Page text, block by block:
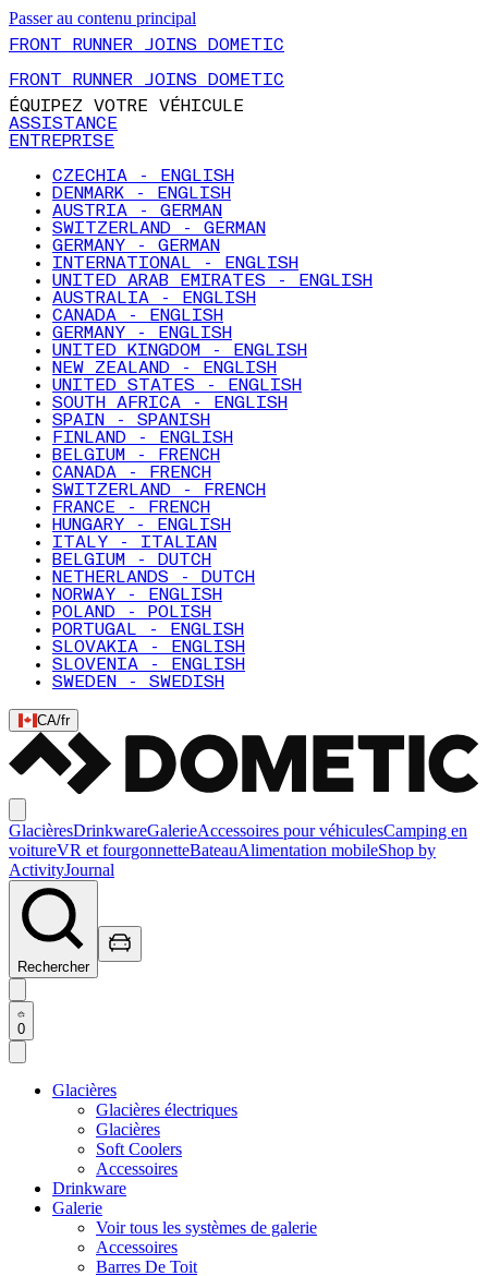
Passer au contenu principal
FRONT RUNNER JOINS DOMETIC
FRONT RUNNER JOINS DOMETIC
ÉQUIPEZ VOTRE VÉHICULE
ASSISTANCE
ENTREPRISE
CZECHIA - ENGLISH
DENMARK - ENGLISH
AUSTRIA - GERMAN
SWITZERLAND - GERMAN
GERMANY - GERMAN
INTERNATIONAL - ENGLISH
UNITED ARAB EMIRATES - ENGLISH
AUSTRALIA - ENGLISH
CANADA - ENGLISH
GERMANY - ENGLISH
UNITED KINGDOM - ENGLISH
NEW ZEALAND - ENGLISH
UNITED STATES - ENGLISH
SOUTH AFRICA - ENGLISH
SPAIN - SPANISH
FINLAND - ENGLISH
BELGIUM - FRENCH
CANADA - FRENCH
SWITZERLAND - FRENCH
FRANCE - FRENCH
HUNGARY - ENGLISH
ITALY - ITALIAN
BELGIUM - DUTCH
NETHERLANDS - DUTCH
NORWAY - ENGLISH
POLAND - POLISH
PORTUGAL - ENGLISH
SLOVAKIA - ENGLISH
SLOVENIA - ENGLISH
SWEDEN - SWEDISH
CA/fr
GlacièresDrinkwareGalerieAccessoires pour véhiculesCamping en
voitureVR et fourgonnetteBateauAlimentation mobileShop by
ActivityJournal
Rechercher
0
Glacières
Glacières électriques
Glacières
Soft Coolers
Accessoires
Drinkware
Galerie
Voir tous les systèmes de galerie
Accessoires
Barres De Toit